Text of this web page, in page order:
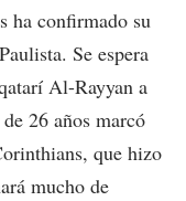
ha confirmado su
Se espera
Al-Rayyan a
26 años marcó
que hizo
mucho de